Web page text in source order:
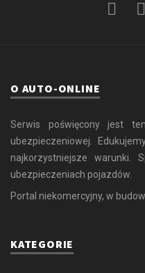
O AUTO-ONLINE
Serwis poświęcony jest
ubezpieczeniowej.
najkorzystniejsze warunki.
ubezpieczeniach pojazdów.
Portal niekomercyjny, w
KATEGORIE